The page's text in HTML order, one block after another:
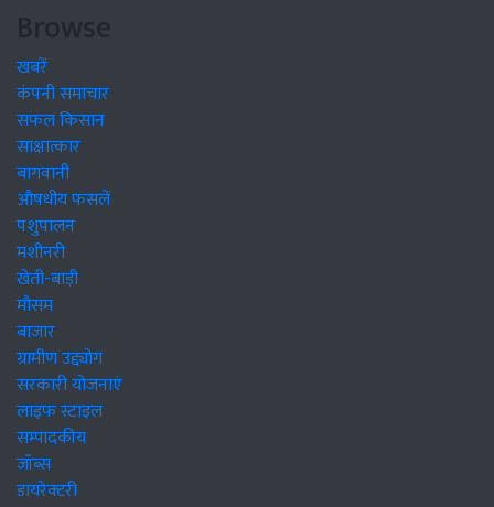
Browse
खबरें
कंपनी समाचार
सफल किसान
साक्षात्कार
बागवानी
औषधीय फसलें
पशुपालन
मशीनरी
खेती-बाड़ी
मौसम
बाजार
ग्रामीण उद्द्योग
सरकारी योजनाएं
लाइफ स्टाइल
सम्पादकीय
जॉब्स
डायरेक्टरी